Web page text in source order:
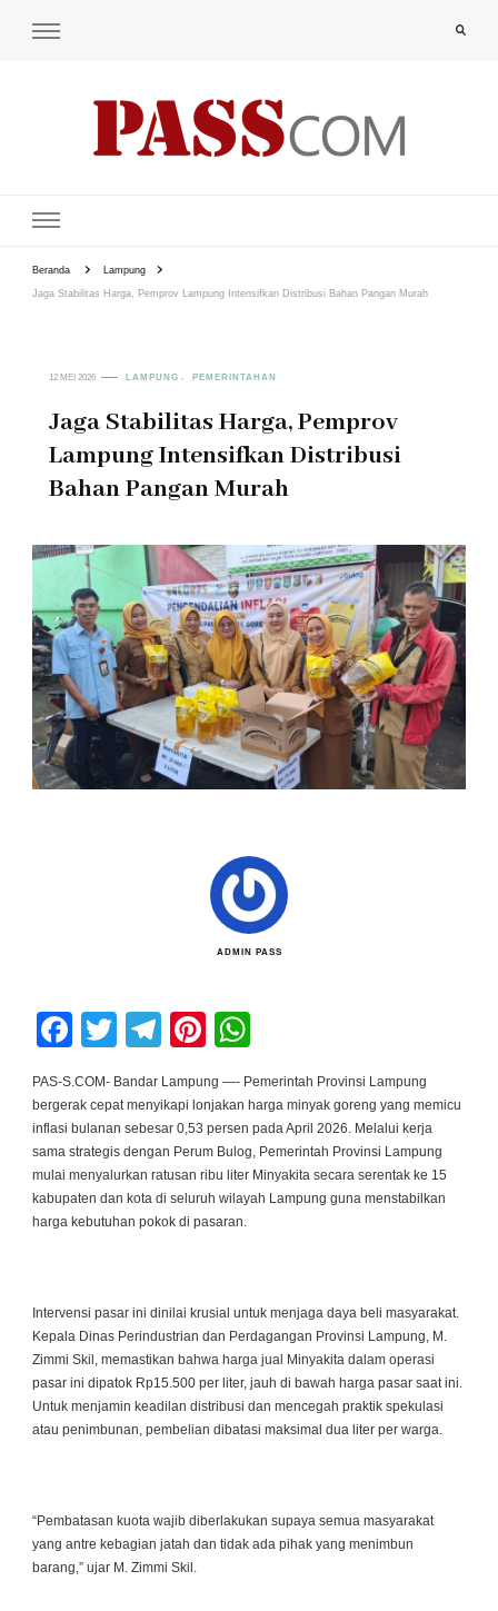
Beranda Lampung
Jaga Stabilitas Harga, Pemprov Lampung Intensifkan Distribusi Bahan Pangan Murah
12 MEI 2026 LAMPUNG PEMERINTAHAN
Jaga Stabilitas Harga, Pemprov
Lampung Intensifkan Distribusi
Bahan Pangan Murah
ADMIN PASS
Facebook
Twitter
Telegram
Pinterest
PAS-S.COM- Bandar Lampung —- Pemerintah Provinsi Lampung
bergerak cepat menyikapi lonjakan harga minyak goreng yang memicu
inflasi bulanan sebesar 0,53 persen pada April 2026. Melalui kerja
sama strategis dengan Perum Bulog, Pemerintah Provinsi Lampung
mulai menyalurkan ratusan ribu liter Minyakita secara serentak ke 15
kabupaten dan kota di seluruh wilayah Lampung guna menstabilkan
harga kebutuhan pokok di pasaran.
Intervensi pasar ini dinilai krusial untuk menjaga daya beli masyarakat.
Kepala Dinas Perindustrian dan Perdagangan Provinsi Lampung, M.
Zimmi Skil, memastikan bahwa harga jual Minyakita dalam operasi
pasar ini dipatok Rp15.500 per liter, jauh di bawah harga pasar saat ini.
Untuk menjamin keadilan distribusi dan mencegah praktik spekulasi
atau penimbunan, pembelian dibatasi maksimal dua liter per warga.
“Pembatasan kuota wajib diberlakukan supaya semua masyarakat
yang antre kebagian jatah dan tidak ada pihak yang menimbun
barang,” ujar M. Zimmi Skil.